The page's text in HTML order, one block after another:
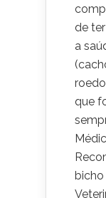
de
a
que
bicho